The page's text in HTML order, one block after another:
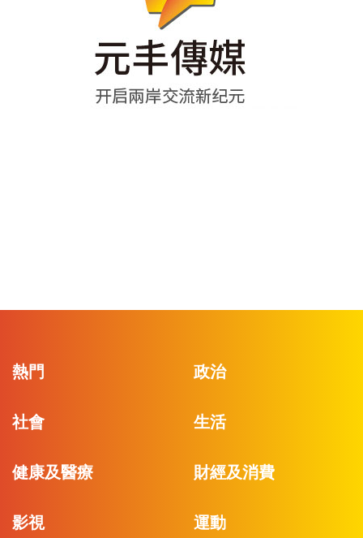
熱門 政治
社會 生活
健康及醫療 財經及消費
影視 運動